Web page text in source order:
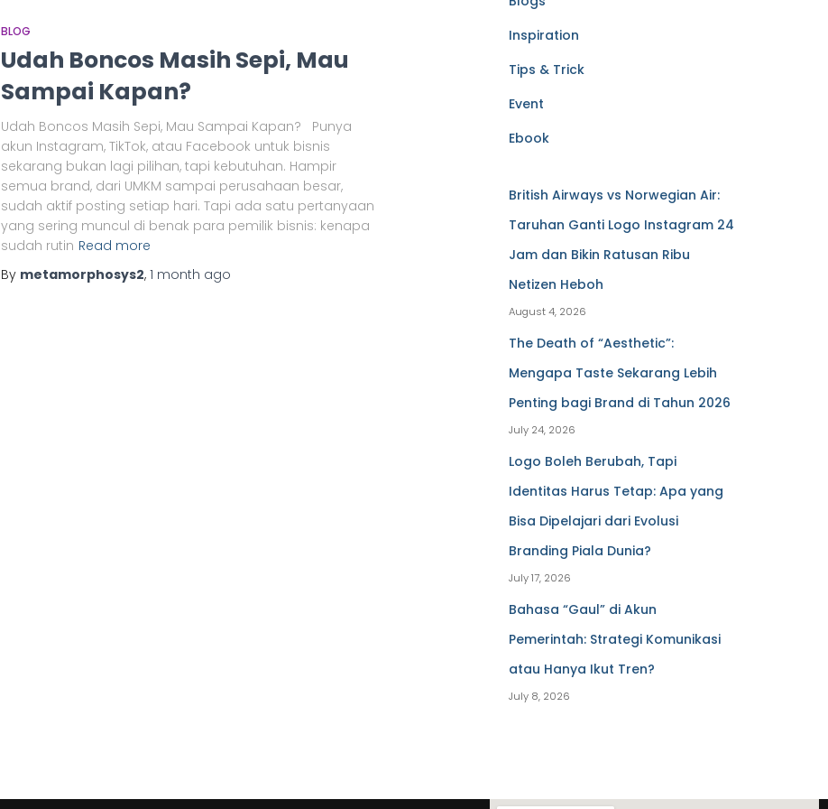
BLOG
Udah Boncos Masih Sepi, Mau
Sampai Kapan?
Udah Boncos Masih Sepi, Mau Sampai Kapan? Punya
akun Instagram, TikTok, atau Facebook untuk bisnis
sekarang bukan lagi pilihan, tapi kebutuhan. Hampir
semua brand, dari UMKM sampai perusahaan besar,
sudah aktif posting setiap hari. Tapi ada satu pertanyaan
yang sering muncul di benak para pemilik bisnis: kenapa
sudah rutin Read more
By metamorphosys2, 1 month ago
Inspiration
Tips & Trick
Event
Ebook
British Airways vs Norwegian Air:
Taruhan Ganti Logo Instagram 24
Jam dan Bikin Ratusan Ribu
Netizen Heboh
August 4, 2026
The Death of “Aesthetic”:
Mengapa Taste Sekarang Lebih
Penting bagi Brand di Tahun 2026
July 24, 2026
Logo Boleh Berubah, Tapi
Identitas Harus Tetap: Apa yang
Bisa Dipelajari dari Evolusi
Branding Piala Dunia?
July 17, 2026
Bahasa “Gaul” di Akun
Pemerintah: Strategi Komunikasi
atau Hanya Ikut Tren?
July 8, 2026